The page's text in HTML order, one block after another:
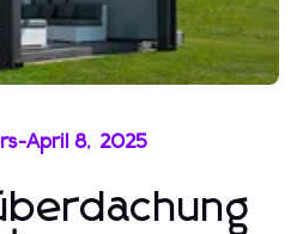
-April 8, 2025